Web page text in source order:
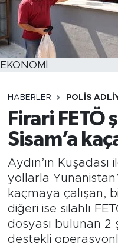
EKONOMİ
HABERLER POLİS
Firari
Sisam’a
Aydın’ın Kuşadası
yollarla
kaçmaya çalışan,
diğeri ise silahlı
dosyası bulunan 2
destekli